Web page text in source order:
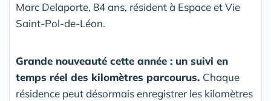
Marc Delaporte, 84 ans, résident à Espace et Vie
Saint-Pol-de-Léon.
Grande nouveauté cette année : un suivi en
temps réel des kilomètres parcourus. Chaque
résidence peut désormais enregistrer les kilomètres